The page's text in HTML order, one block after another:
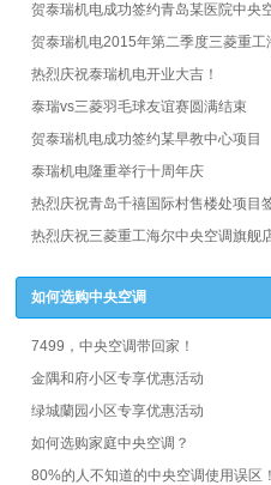
贺泰瑞机电成功签约青岛某医院中央
贺泰瑞机电2015年第二季度三菱重
热烈庆祝泰瑞机电开业大吉！
泰瑞vs三菱羽毛球友谊赛圆满结束
贺泰瑞机电成功签约某早教中心项目
泰瑞机电隆重举行十周年庆
热烈庆祝青岛千禧国际村售楼处项目
热烈庆祝三菱重工海尔中央空调旗舰
如何选购中央空调
7499，中央空调带回家！
金隅和府小区专享优惠活动
绿城蘭园小区专享优惠活动
如何选购家庭中央空调？
80%的人不知道的中央空调使用误区！